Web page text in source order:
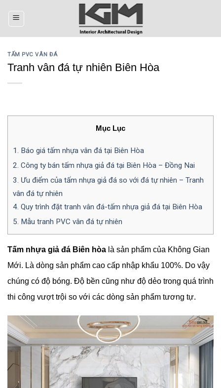
TẤM PVC VÂN ĐÁ
Tranh vân đá tự nhiên Biên Hòa
Mục Lục
1. Báo giá tấm nhựa vân đá tại Biên Hòa
2. Công ty bán tấm nhựa giả đá tại Biên Hòa – Đồng Nai
3. Ưu điểm của tấm nhựa giả đá so với đá tự nhiên – Tranh
vân đá tự nhiên
4. Quy trình đặt tranh vân đá-tấm nhựa giả đá tại Biên Hòa
5. Mẫu tranh PVC vân đá tự nhiên
Tấm nhựa giả đá Biên hòa là sản phẩm của Không Gian
Mới. Là dòng sản phẩm cao cấp nhập khẩu 100%. Do vậy
chúng có độ bóng. Độ bền cũng như độ dẻo trong quá trình
thi công vượt trội so với các dòng sản phẩm tương tự.